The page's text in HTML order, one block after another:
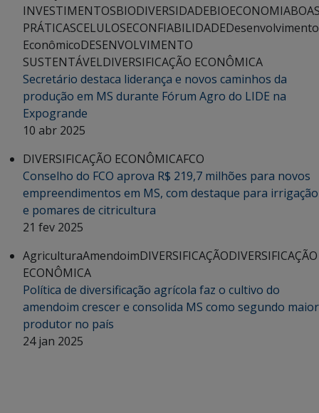
INVESTIMENTOSBIODIVERSIDADEBIOECONOMIA
PRÁTICASCELULOSECONFIABILIDADEDesenvolvimento
EconômicoDESENVOLVIMENTO
SUSTENTÁVELDIVERSIFICAÇÃO ECONÔMICA
Secretário destaca liderança e novos caminhos da
produção em MS durante Fórum Agro do LIDE na
Expogrande
10 abr 2025
DIVERSIFICAÇÃO ECONÔMICAFCO
Conselho do FCO aprova R$ 219,7 milhões para novos
empreendimentos em MS, com destaque para irrigação
e pomares de citricultura
21 fev 2025
AgriculturaAmendoimDIVERSIFICAÇÃODIVERSIFICAÇÃO
ECONÔMICA
Política de diversificação agrícola faz o cultivo do
amendoim crescer e consolida MS como segundo maior
produtor no país
24 jan 2025